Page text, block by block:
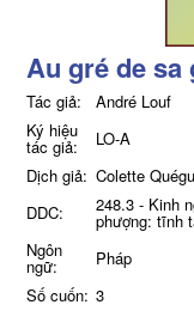
Au gré de
Tác giả:
André Louf
Ký hiệu
tác giả:
LO-A
Dịch giả: Colette
DDC:
248.3 - Kinh
phượng: tĩnh
Ngôn
ngữ:
Pháp
Số cuốn: 3